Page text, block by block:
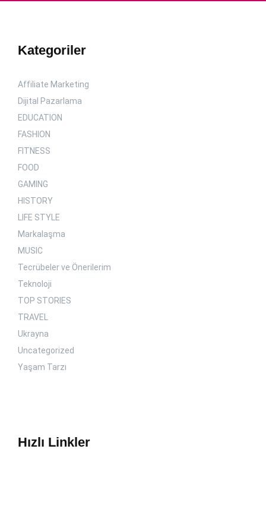
Kategoriler
Affiliate Marketing
Dijital Pazarlama
EDUCATION
FASHION
FITNESS
FOOD
GAMING
HISTORY
LIFE STYLE
Markalaşma
MUSIC
Tecrübeler ve Önerilerim
Teknoloji
TOP STORIES
TRAVEL
Ukrayna
Uncategorized
Yaşam Tarzı
Hızlı Linkler